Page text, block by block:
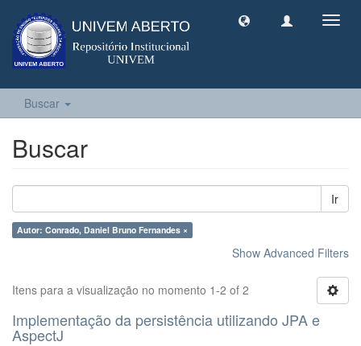
Buscar
Buscar
Ir
Autor: Conrado, Daniel Bruno Fernandes ×
Show Advanced Filters
Itens para a visualização no momento 1-2 of 2
Implementação da persistência utilizando JPA e
AspectJ